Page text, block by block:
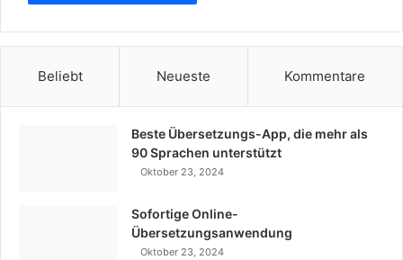
Beliebt Neueste Kommentare
Beste Übersetzungs-App, die mehr als
90 Sprachen unterstützt
Oktober 23, 2024
Sofortige Online-
Übersetzungsanwendung
Oktober 23, 2024